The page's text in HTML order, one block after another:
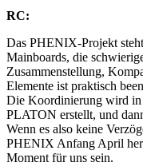
RC:
Das PHENIX-Projekt
Mainboards, die
Zusammenstellung,
Elemente ist praktisch
Die Koordinierung wird in
PLATON erstellt, und
Wenn es also keine
PHENIX Anfang April
Moment für uns sein.